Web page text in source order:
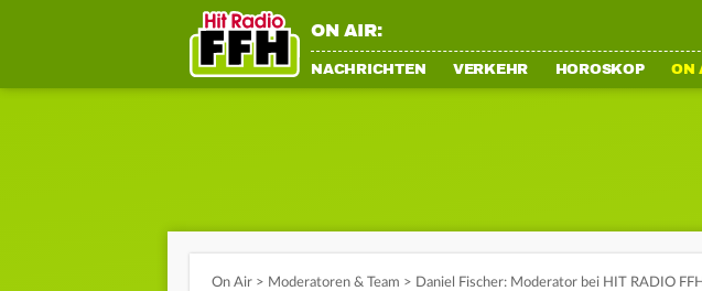
ON AIR:
NACHRICHTEN VERKEHR HOROSKOP ON
On Air > Moderatoren & Team > Daniel Fischer: Moderator bei HIT RADIO FFH